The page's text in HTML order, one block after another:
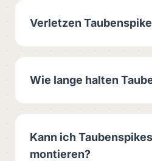
Verletzen
Wie lange halten
Kann ich
montieren?